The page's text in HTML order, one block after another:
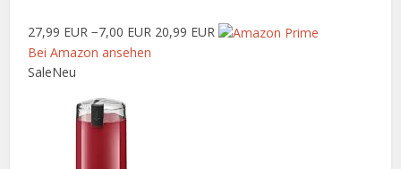
27,99 EUR −7,00 EUR 20,99 EUR
Bei Amazon ansehen
SaleNeu